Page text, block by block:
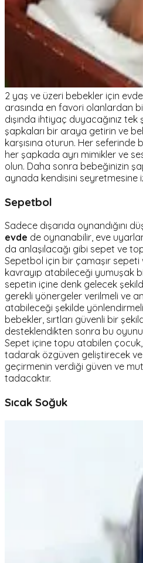
2 yaş ve üzeri bebekler için
arasında en favori olanlardan
dışında ihtiyaç duyacağınız tek
şapkaları bir araya getirin ve
karşısına oturun. Her seferinde
her şapkada ayrı mimikler ve
olun. Daha sonra bebeğinizin
aynada kendisini seyretmesine
Sepetbol
Sadece dışarıda oynandığını
evde de oynanabilir, eve
da anlaşılacağı gibi sepet ve
Sepetbol için bir çamaşır
kavrayıp atabileceği yumuşak
sepetin içine denk gelecek
gerekli yönergeler verilmeli ve
atabileceği şekilde
bebekler, sırtları güvenli bir
desteklendikten sonra bu
Sepet içine topu atabilen
tadarak özgüven geliştirecek
geçirmenin verdiği güven ve
tadacaktır.
Sıcak Soğuk